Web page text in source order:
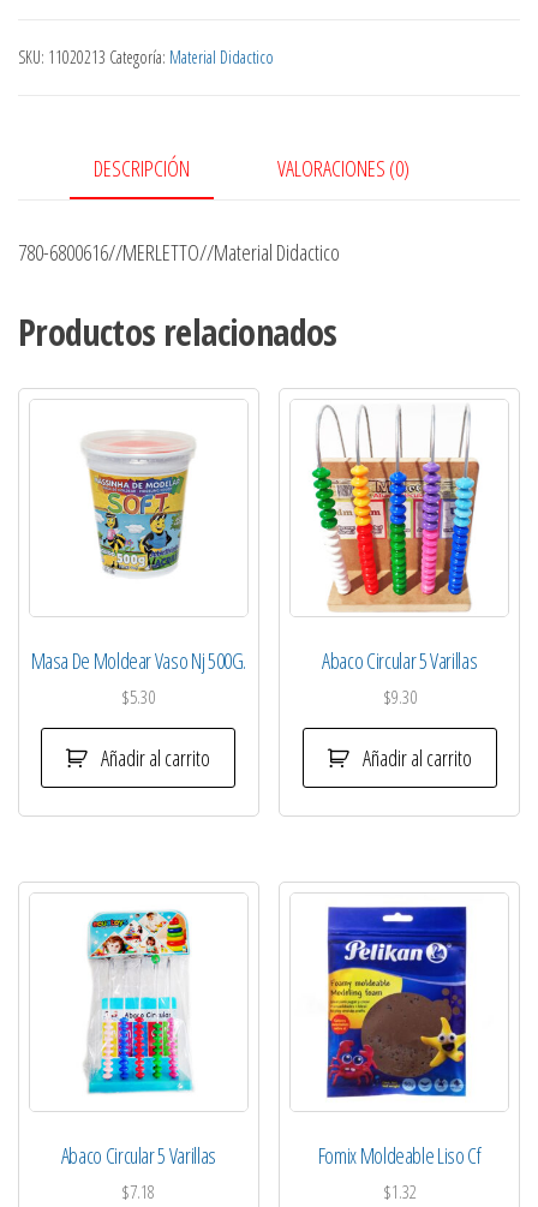
cantidad
SKU: 11020213 Categoría: Material Didactico
DESCRIPCIÓN VALORACIONES (0)
780-6800616//MERLETTO//Material Didactico
Productos relacionados
Masa De Moldear Vaso Nj 500G.
$5.30
Añadir al carrito
Abaco Circular 5 Varillas
$9.30
Añadir al carrito
Abaco Circular 5 Varillas
$7.18
Fomix Moldeable Liso Cf
$1.32